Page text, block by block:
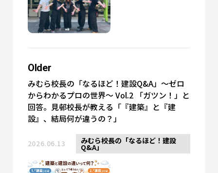
Older
みむら校長の「なるほど！建設Q&A」～ゼロ
からわかるプロの世界～ Vol.2 「ガツン！」と
回答。見邨校長が教える「『建築』と『建
設』、結局何が違うの？」
2026.06.13 みむら校長の「なるほど！建設
Q&A」